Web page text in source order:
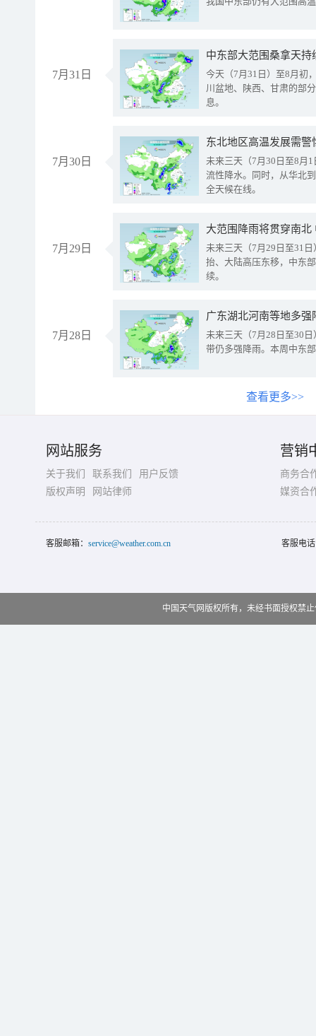
7月31日
中东部大范围桑拿天
今天（7月31日）至8月初
川盆地、陕西、甘肃的部
息。
7月30日
东北地区高温发展需
未来三天（7月30日至8月
流性降水。同时，从华北
全天候在线。
7月29日
大范围降雨将贯穿南
未来三天（7月29日至31
抬、大陆高压东移，中东
续。
7月28日
广东湖北河南等地多
未来三天（7月28日至30
带仍多强降雨。本周中东
查看更多>>
网站服务
关于我们 联系我们
用户反馈
版权声明
网站律师
营销
商务合
媒资合
客服邮箱： service@weather.com.cn 客服电
中国天气网版权所有，未经书面授权